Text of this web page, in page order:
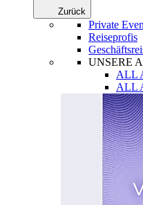
Zurück
Private
Reiseprofis
UNSERE
ALL
ALL